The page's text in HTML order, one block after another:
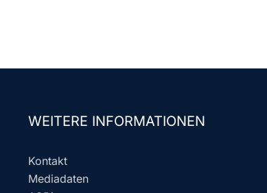
WEITERE INFORMATIONEN
Kontakt
Mediadaten